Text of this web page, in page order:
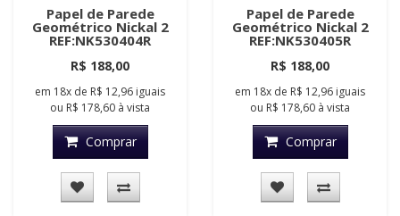
Papel de Parede
Geométrico Nickal 2
REF:NK530404R
R$ 188,00
em 18x de R$ 12,96 iguais
ou R$ 178,60 à vista
Comprar
Papel de Parede
Geométrico Nickal 2
REF:NK530405R
R$ 188,00
em 18x de R$ 12,96 iguais
ou R$ 178,60 à vista
Comprar